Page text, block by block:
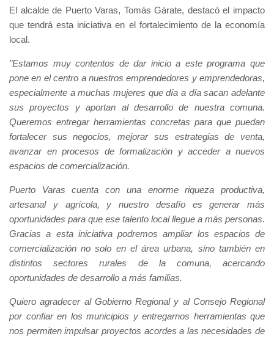
El alcalde de Puerto Varas, Tomás Gárate, destacó el impacto
que tendrá esta iniciativa en el fortalecimiento de la economía
local.
"Estamos muy contentos de dar inicio a este programa que
pone en el centro a nuestros emprendedores y emprendedoras,
especialmente a muchas mujeres que día a día sacan adelante
sus proyectos y aportan al desarrollo de nuestra comuna.
Queremos entregar herramientas concretas para que puedan
fortalecer sus negocios, mejorar sus estrategias de venta,
avanzar en procesos de formalización y acceder a nuevos
espacios de comercialización.
Puerto Varas cuenta con una enorme riqueza productiva,
artesanal y agrícola, y nuestro desafío es generar más
oportunidades para que ese talento local llegue a más personas.
Gracias a esta iniciativa podremos ampliar los espacios de
comercialización no solo en el área urbana, sino también en
distintos sectores rurales de la comuna, acercando
oportunidades de desarrollo a más familias.
Quiero agradecer al Gobierno Regional y al Consejo Regional
por confiar en los municipios y entregarnos herramientas que
nos permiten impulsar proyectos acordes a las necesidades de